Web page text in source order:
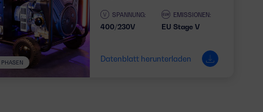
PHASEN
SPANNUNG:
400/230V
EMISSIONEN:
EU Stage V
Datenblatt herunterladen